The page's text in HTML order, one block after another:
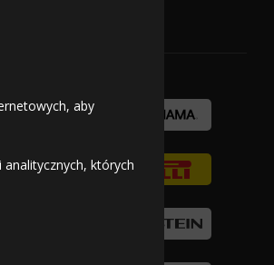
aby
których